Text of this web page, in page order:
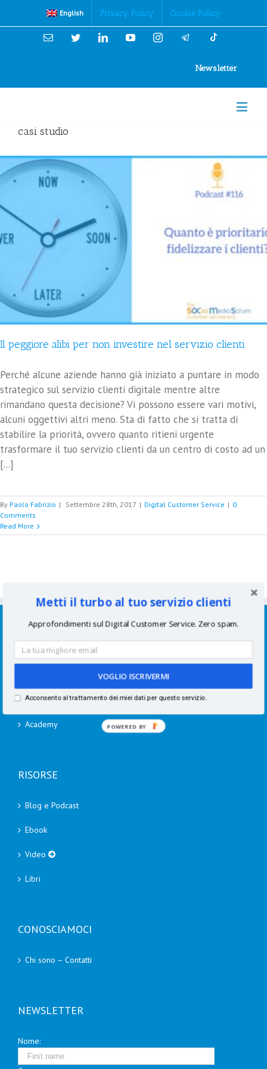
English Privacy Policy Cookie Policy
Email TwitterLinkedinYouTubeInstagram
Newsletter
casi studio
Il peggiore alibi per non investire nel servizio clienti
Perché alcune aziende hanno già iniziato a puntare in modo
strategico sul servizio clienti digitale mentre altre
rimandano questa decisione? Vi possono essere vari motivi,
alcuni oggettivi altri meno. Sta di fatto che si tratta di
stabilire la priorità, ovvero quanto ritieni urgente
trasformare il tuo servizio clienti da un centro di costo ad un
[...]
By Paolo Fabrizio | Settembre 28th, 2017 | Digital Customer Service | 0
Comments
Read More
SERVIZI
Consulenze per aziende
Speaking
Academy
RISORSE
Blog e Podcast
Ebook
Video
Libri
CONOSCIAMOCI
Chi sono – Contatti
NEWSLETTER
Nome:
Cookies Policy
Metti il turbo al tuo servizio clienti
Approfondimenti sul Digital Customer Service. Zero spam.
VOGLIO ISCRIVERMI
Acconsento al trattamento dei miei dati per questo servizio.
POWERED BY